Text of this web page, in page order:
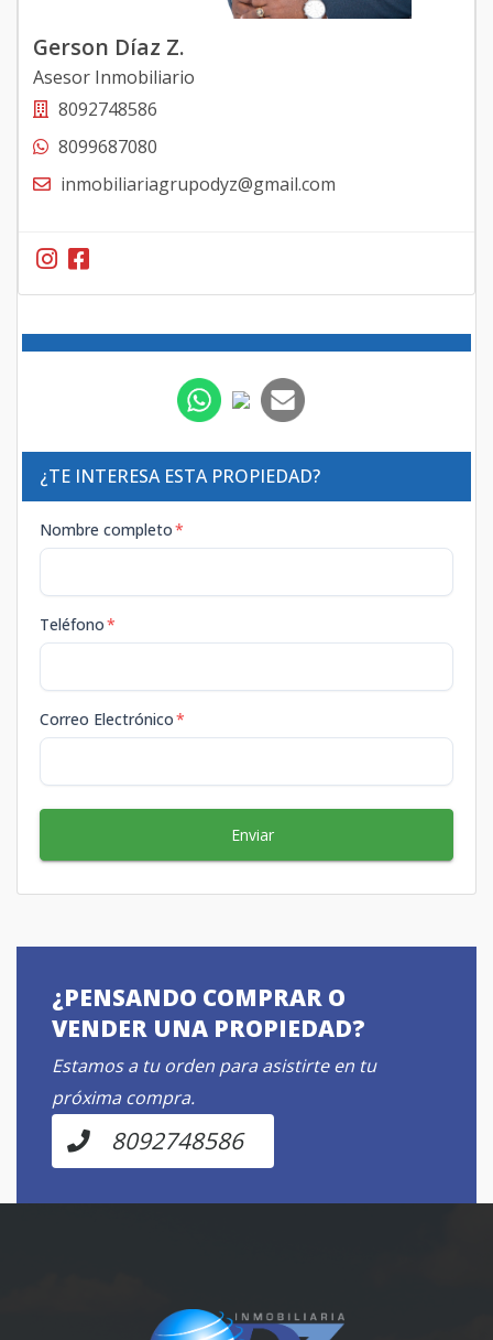
Gerson Díaz Z.
Asesor Inmobiliario
8092748586
8099687080
inmobiliariagrupodyz@gmail.com
¿TE INTERESA ESTA PROPIEDAD?
Nombre completo*
Teléfono*
Correo Electrónico*
Enviar
¿PENSANDO COMPRAR O
VENDER UNA PROPIEDAD?
Estamos a tu orden para asistirte en tu
próxima compra.
8092748586